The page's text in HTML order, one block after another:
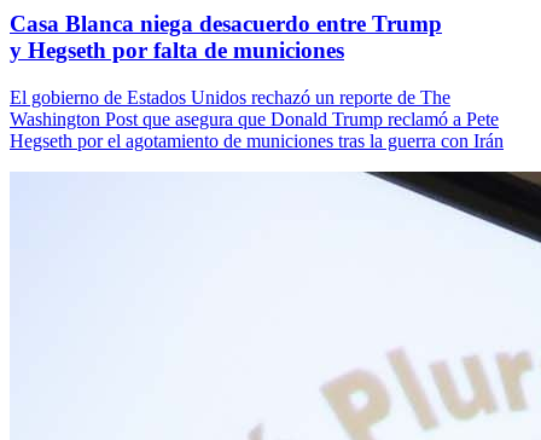
Casa Blanca niega desacuerdo entre Trump
y Hegseth por falta de municiones
El gobierno de Estados Unidos rechazó un reporte de The
Washington Post que asegura que Donald Trump reclamó a Pete
Hegseth por el agotamiento de municiones tras la guerra con Irán